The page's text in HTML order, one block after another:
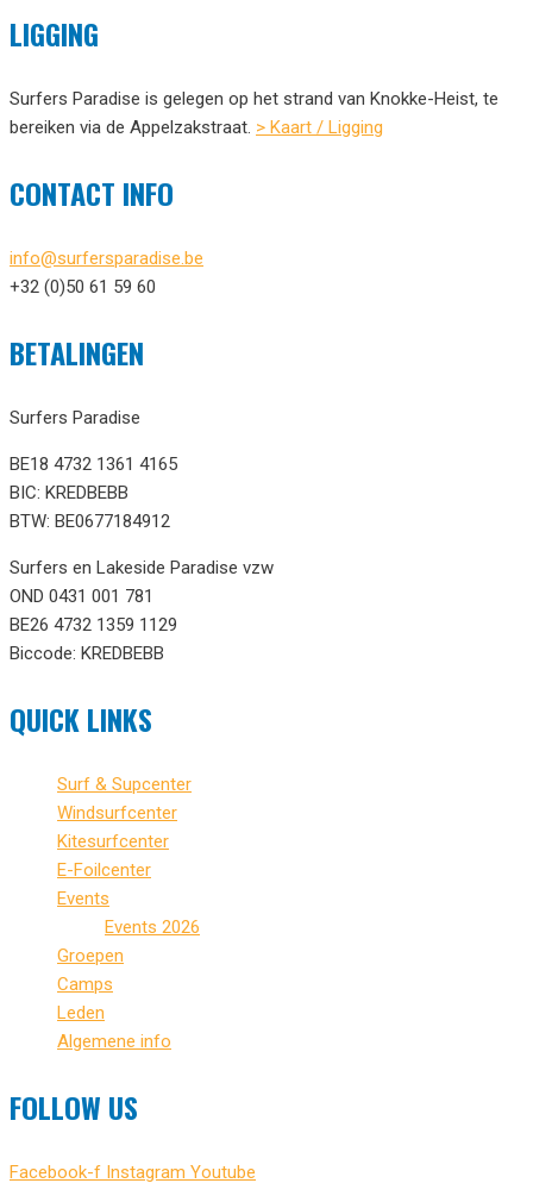
LIGGING
Surfers Paradise is gelegen op het strand van Knokke-Heist, te
bereiken via de Appelzakstraat. > Kaart / Ligging
CONTACT INFO
info@surfersparadise.be
+32 (0)50 61 59 60
BETALINGEN
Surfers Paradise
BE18 4732 1361 4165
BIC: KREDBEBB
BTW: BE0677184912
Surfers en Lakeside Paradise vzw
OND 0431 001 781
BE26 4732 1359 1129
Biccode: KREDBEBB
QUICK LINKS
Surf & Supcenter
Windsurfcenter
Kitesurfcenter
E-Foilcenter
Events
Events 2026
Groepen
Camps
Leden
Algemene info
FOLLOW US
Facebook-f Instagram Youtube